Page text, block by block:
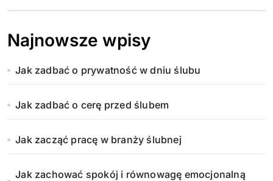
Najnowsze wpisy
Jak zadbać o prywatność w dniu ślubu
Jak zadbać o cerę przed ślubem
Jak zacząć pracę w branży ślubnej
Jak zachować spokój i równowagę emocjonalną